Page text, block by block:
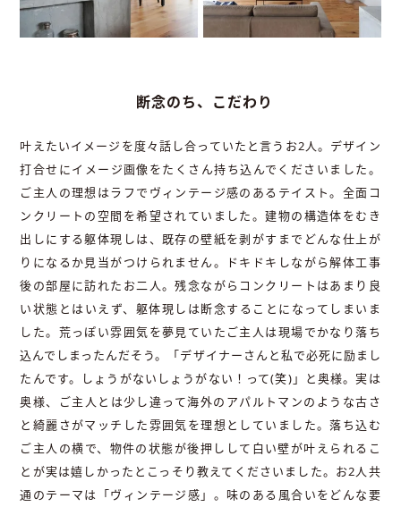
断念のち、こだわり
叶えたいイメージを度々話し合っていたと言うお2人。デザイン
打合せにイメージ画像をたくさん持ち込んでくださいました。
ご主人の理想はラフでヴィンテージ感のあるテイスト。全面コ
ンクリートの空間を希望されていました。建物の構造体をむき
出しにする躯体現しは、既存の壁紙を剥がすまでどんな仕上が
りになるか見当がつけられません。ドキドキしながら解体工事
後の部屋に訪れたお二人。残念ながらコンクリートはあまり良
い状態とはいえず、躯体現しは断念することになってしまいま
した。荒っぽい雰囲気を夢見ていたご主人は現場でかなり落ち
込んでしまったんだそう。「デザイナーさんと私で必死に励まし
たんです。しょうがないしょうがない！って(笑)」と奥様。実は
奥様、ご主人とは少し違って海外のアパルトマンのような古さ
と綺麗さがマッチした雰囲気を理想としていました。落ち込む
ご主人の横で、物件の状態が後押しして白い壁が叶えられるこ
とが実は嬉しかったとこっそり教えてくださいました。お2人共
通のテーマは「ヴィンテージ感」。味のある風合いをどんな要